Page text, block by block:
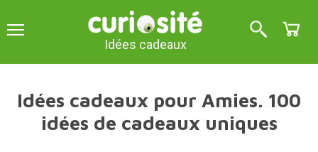
Idées cadeaux
Idées cadeaux pour Amies. 100
idées de cadeaux uniques